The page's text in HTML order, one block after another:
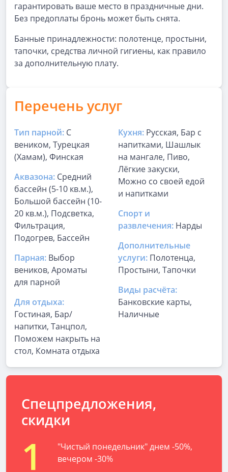
гарантировать ваше место в праздничные дни.
Без предоплаты бронь может быть снята.
Банные принадлежности: полотенце, простыни,
тапочки, средства личной гигиены, как правило
за дополнительную плату.
Перечень услуг
Тип парной: С
веником, Турецкая
(Хамам), Финская
Аквазона: Средний
бассейн (5-10 кв.м.),
Большой бассейн (10-
20 кв.м.), Подсветка,
Фильтрация,
Подогрев, Бассейн
Парная: Выбор
веников, Ароматы
для парной
Для отдыха:
Гостиная, Бар/
напитки, Танцпол,
Поможем накрыть на
стол, Комната отдыха
Кухня: Русская, Бар с
напитками, Шашлык
на мангале, Пиво,
Лёгкие закуски,
Можно со своей едой
и напитками
Спорт и
развлечения: Нарды
Дополнительные
услуги: Полотенца,
Простыни, Тапочки
Виды расчёта:
Банковские карты,
Наличные
Спецпредложения,
скидки
1
"Чистый понедельник" днем -50%,
вечером -30%